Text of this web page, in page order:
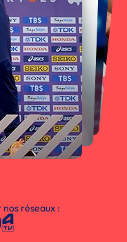
réseaux :